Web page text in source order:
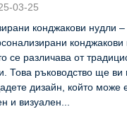
03-25
конджакови нудли –
конджакови
се различава от
Това ръководство ще ви
дизайн, който може
и визуален...